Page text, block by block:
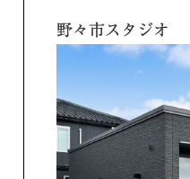
野々市スタジオ